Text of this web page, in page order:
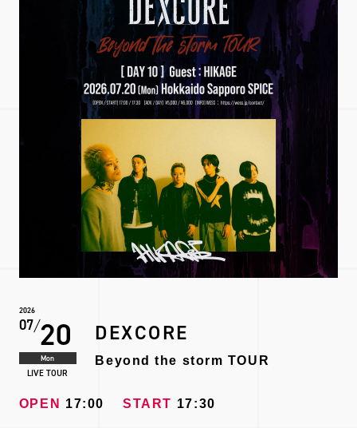
2026
07 20
Mon
LIVE TOUR
DEXCORE
Beyond the storm TOUR
OPEN 17:00 START 17:30